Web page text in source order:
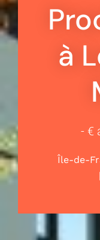
à
- €
Île-de-
|